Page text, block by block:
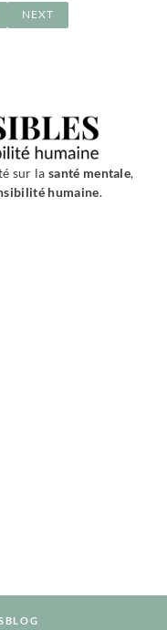
NEXT
sur la santé mentale,
humaine.
BLOG